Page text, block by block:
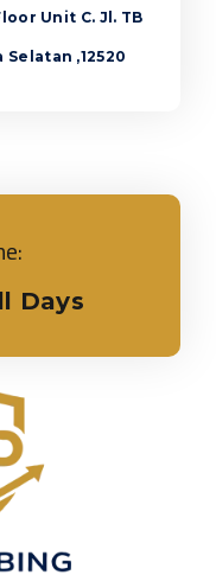
Unit C. Jl. TB
Selatan ,12520
Days